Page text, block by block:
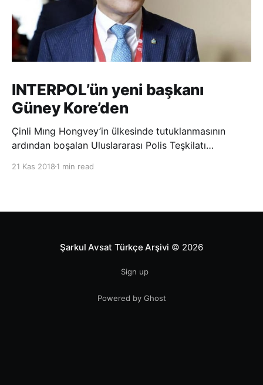
INTERPOL’ün yeni başkanı
Güney Kore’den
Çinli Mıng Hongvey’in ülkesinde tutuklanmasının
ardından boşalan Uluslararası Polis Teşkilatı
seçildi. INTERPOL Genel Kurulu’nun Dubai’deki
21 Kas 2018 1 min read
Şarkul Avsat Türkçe Arşivi © 2026
Sign up
Powered by Ghost